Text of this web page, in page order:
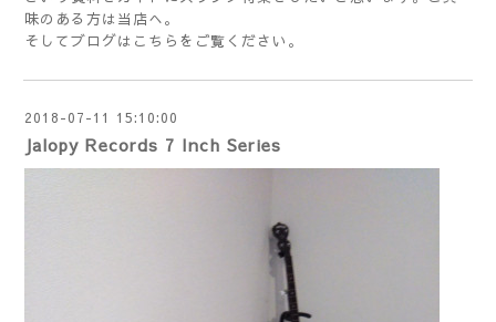
味のある方は当店へ。
そしてブログは こちら をご覧ください。
2018-07-11 15:10:00
Jalopy Records 7 Inch Series